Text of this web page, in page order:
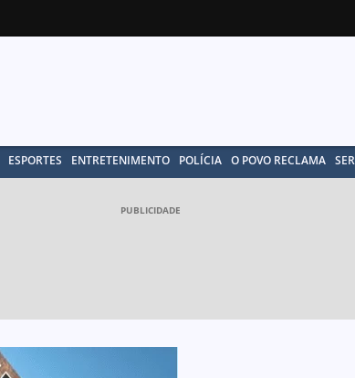
ESPORTES ENTRETENIMENTO POLÍCIA O POVO RECLAMA
PUBLICIDADE